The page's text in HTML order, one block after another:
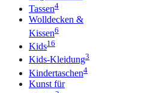
Tassen4
Wolldecken &
Kissen6
Kids16
Kids-Kleidung3
Kindertaschen4
Kunst für